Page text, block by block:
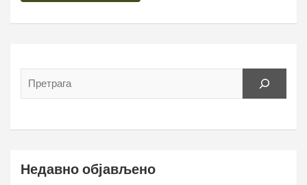
Недавно објављено